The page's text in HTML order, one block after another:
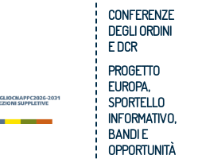
CONFERENZE
DEGLI ORDINI
E DCR
PROGETTO
EUROPA,
SPORTELLO
INFORMATIVO,
BANDI E
OPPORTUNITÀ